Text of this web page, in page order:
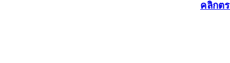
คลิกต